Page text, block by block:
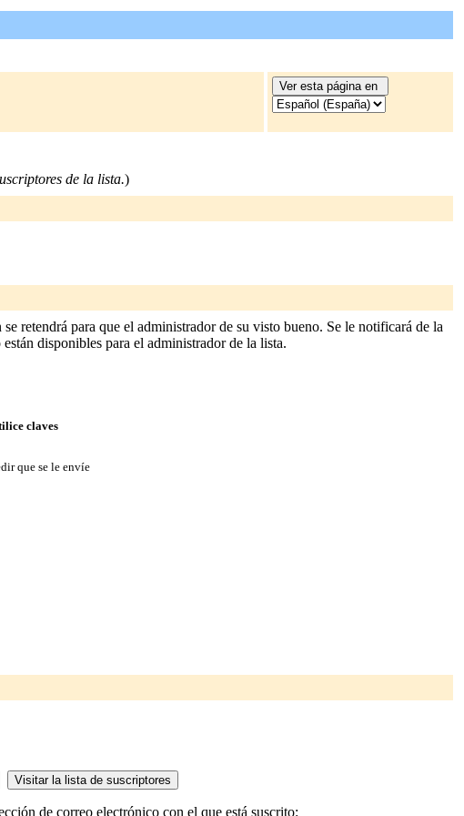
de la lista.)
retendrá para que el administrador de su visto bueno. Se le notificará de la
disponibles para el administrador de la lista.
claves
que se le envíe
de correo electrónico con el que está suscrito: